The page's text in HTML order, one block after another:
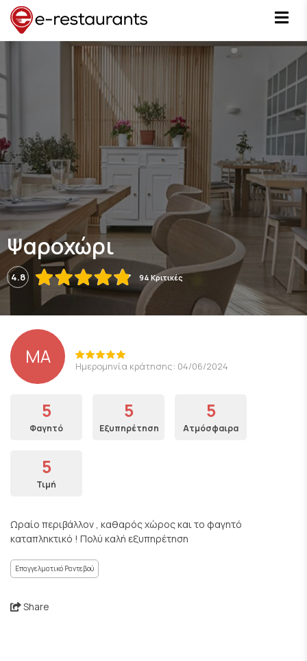
Ψαροχώρι
4.8 94 Κριτικές
ΜΑ Ημερομηνία κράτησης: 04/06/2024
5
Φαγητό
5
Εξυπηρέτηση
5
Ατμόσφαιρα
5
Τιμή
Ωραίο περιβάλλον , καθαρός χώρος και το φαγητό
καταπληκτικό ! Πολύ καλή εξυπηρέτηση
Επαγγελματικό Ραντεβού
Share